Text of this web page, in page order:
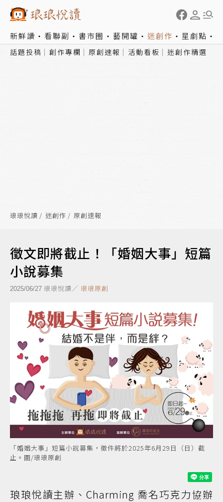
新鮮讀 看聯副 書市圈 藝開罐 迷創作 星劇點
話題投稿 創作專欄 原創速報 活動看板 迷創作精選
琅琅悅讀 迷創作 原創速報
徵文即將截止！「婚姻大事」短篇
小說募集
2025/06/27 琅琅悅讀／ 琅琅原創
「婚姻大事」短篇小說募集，徵件將於2025年6月29日（日）截
止。圖/琅琅原創
琅琅悅讀主辦、Charming 喬名巧克力協辦